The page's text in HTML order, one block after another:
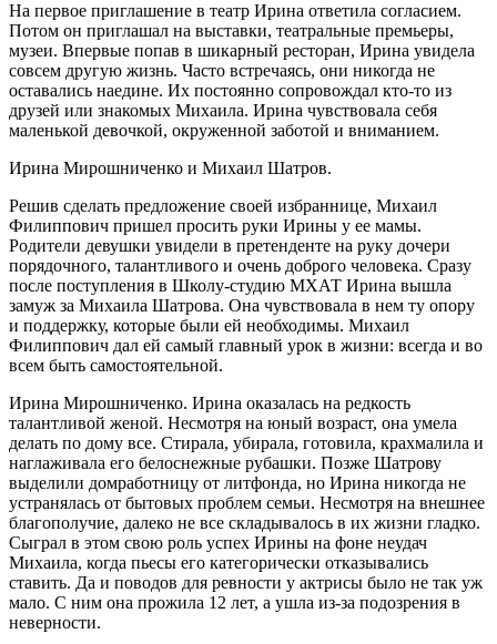
На первое приглашение в театр Ирина ответила согласием.
Потом он приглашал на выставки, театральные премьеры,
музеи. Впервые попав в шикарный ресторан, Ирина увидела
совсем другую жизнь. Часто встречаясь, они никогда не
оставались наедине. Их постоянно сопровождал кто-то из
друзей или знакомых Михаила. Ирина чувствовала себя
маленькой девочкой, окруженной заботой и вниманием.
Ирина Мирошниченко и Михаил Шатров.
Решив сделать предложение своей избраннице, Михаил
Филиппович пришел просить руки Ирины у ее мамы.
Родители девушки увидели в претенденте на руку дочери
порядочного, талантливого и очень доброго человека. Сразу
после поступления в Школу-студию МХАТ Ирина вышла
замуж за Михаила Шатрова. Она чувствовала в нем ту опору
и поддержку, которые были ей необходимы. Михаил
Филиппович дал ей самый главный урок в жизни: всегда и во
всем быть самостоятельной.
Ирина Мирошниченко. Ирина оказалась на редкость
талантливой женой. Несмотря на юный возраст, она умела
делать по дому все. Стирала, убирала, готовила, крахмалила и
наглаживала его белоснежные рубашки. Позже Шатрову
выделили домработницу от литфонда, но Ирина никогда не
устранялась от бытовых проблем семьи. Несмотря на внешнее
благополучие, далеко не все складывалось в их жизни гладко.
Сыграл в этом свою роль успех Ирины на фоне неудач
Михаила, когда пьесы его категорически отказывались
ставить. Да и поводов для ревности у актрисы было не так уж
мало. С ним она прожила 12 лет, а ушла из-за подозрения в
неверности.